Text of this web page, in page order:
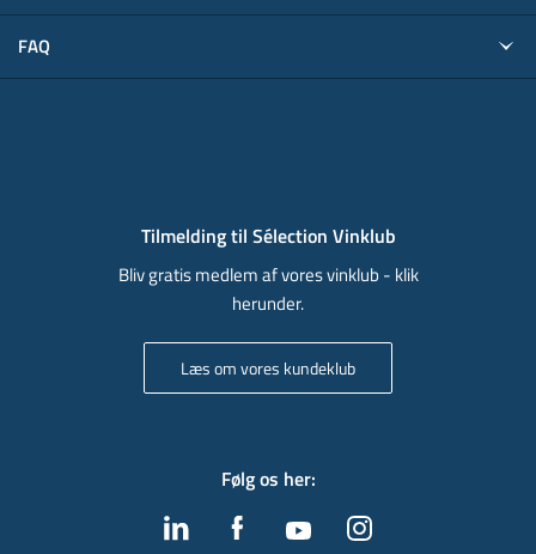
FAQ
Tilmelding til Sélection Vinklub
Bliv gratis medlem af vores vinklub - klik
herunder.
Læs om vores kundeklub
Følg os her: